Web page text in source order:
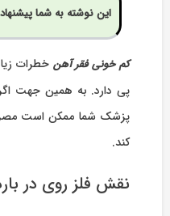
این نوشته به شما
کم خونی فقر آهن خطرات
پی دارد. به همین جهت
پزشک شما ممکن است
کند.
نقش فلز روی در